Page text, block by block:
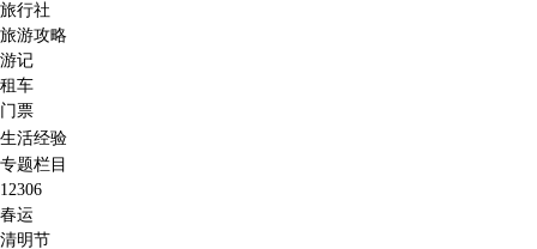
旅行社
旅游攻略
游记
租车
门票
生活经验
专题栏目
12306
春运
清明节